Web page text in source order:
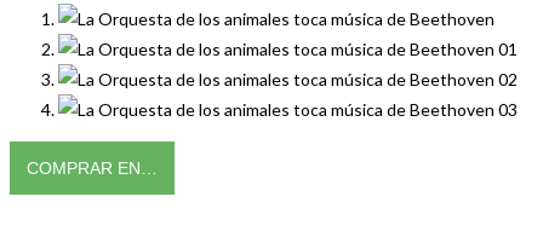
COMPRAR EN…